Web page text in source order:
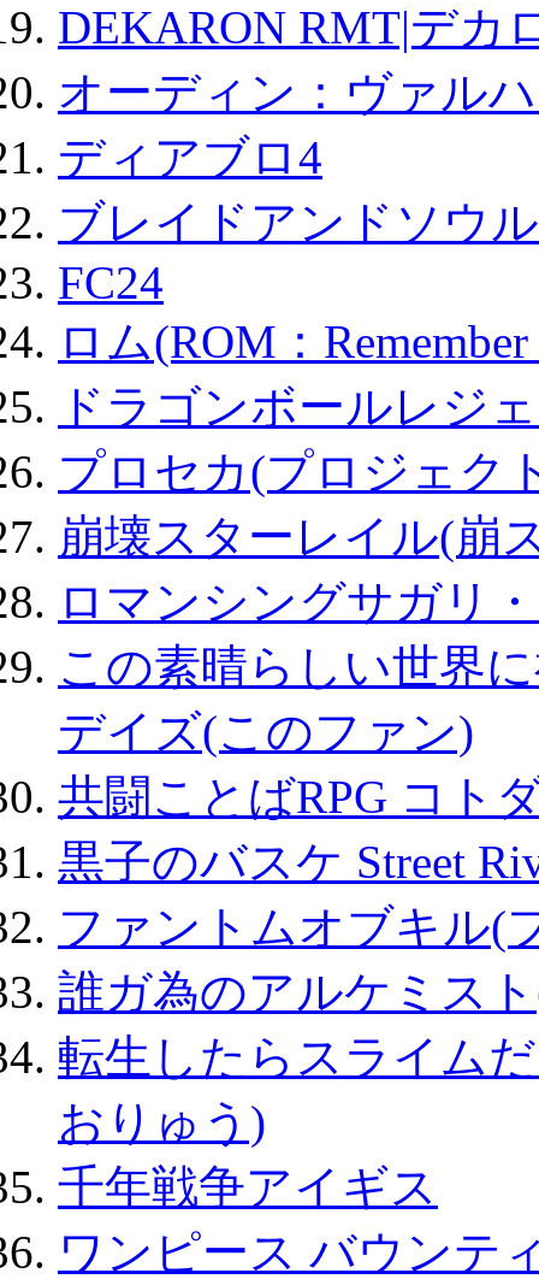
DEKARON RMT|デカ
オーディン：ヴァル
ディアブロ4
ブレイドアンドソウ
FC24
ロム(ROM：
ドラゴンボールレジ
プロセカ(プロジェク
崩壊スターレイル(崩
ロマンシングサガリ
この素晴らしい世界
デイズ(このファン)
共闘ことばRPG コト
黒子のバスケ Street
ファントムオブキル(
誰ガ為のアルケミス
転生したらスライム
おりゅう)
千年戦争アイギス
ワンピース バウンテ